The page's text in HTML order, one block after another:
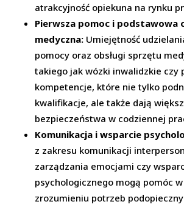
atrakcyjność opiekuna na rynku
Pierwsza pomoc i podstawowa
medyczna: Umiejętność
pomocy oraz obsługi sprzętu
takiego jak wózki inwalidzkie czy
kompetencje, które nie tylko
kwalifikacje, ale także dają
bezpieczeństwa w codziennej
Komunikacja i wsparcie
z zakresu komunikacji
zarządzania emocjami czy
psychologicznego mogą pomóc
zrozumieniu potrzeb